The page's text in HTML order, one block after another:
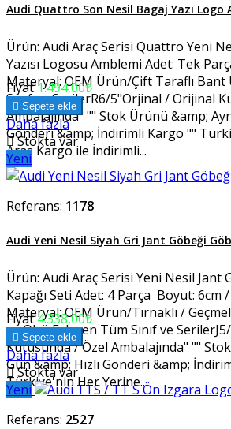
Audi Quattro Son Nesil Bagaj Yazı Logo
Ürün: Audi Araç Serisi Quattro Yeni
Yazısı Logosu Amblemi Adet: Tek
Materyal: OEM Ürün/Çift Taraflı
Sınıf ve SerilerR6/5"Orjinal / Orijinal
Ambalajında" "" Stok Ürünü &amp;
Gönderi &amp; İndirimli Kargo ""
Aras Kargo ile İndirimli...
Fiyat 1.494,00₺
 Sepete ekle
Daha fazla
Stokta var
Yeni
Referans: 1178
Audi Yeni Nesil Siyah Gri Jant Göbeği
Ürün: Audi Araç Serisi Yeni Nesil Jant
Kapağı Seti Adet: 4 Parça Boyut: 6cm
Materyal: OEM Ürün/Tırnaklı /
ve Ölçü Eşleşen Tüm Sınıf ve
Kutusunda / Özel Ambalajında" ""
Gün &amp; Hızlı Gönderi &amp;
Türkiye'nin Her Yerine...
Fiyat 4.338,00₺
 Sepete ekle
Daha fazla
Stokta var
Yeni
Referans: 2527